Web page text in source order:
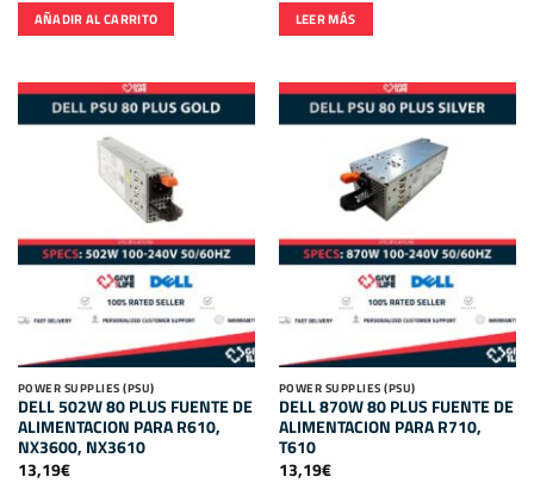
AÑADIR AL CARRITO LEER MÁS
POWER SUPPLIES (PSU)
DELL 502W 80 PLUS FUENTE DE
ALIMENTACION PARA R610,
NX3600, NX3610
13,19€
POWER SUPPLIES (PSU)
DELL 870W 80 PLUS FUENTE DE
ALIMENTACION PARA R710,
T610
13,19€